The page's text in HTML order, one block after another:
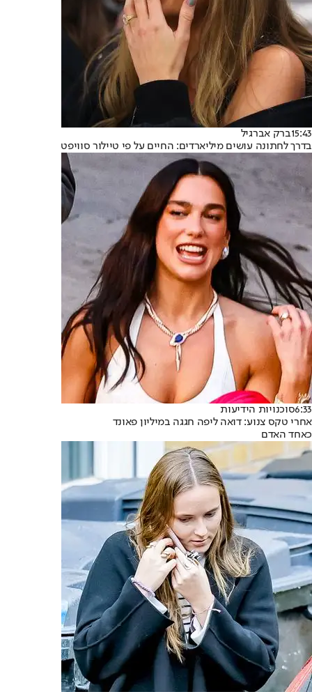
15:43ברק אברגיל
בדרך לחתונה עושים מיליארדים: החיים על פי טיילור סוויפט
6:33סוכנויות הידיעות
אחרי טקס צנוע: דואה ליפה חגגה במיליון פאונד
כאחד האדם